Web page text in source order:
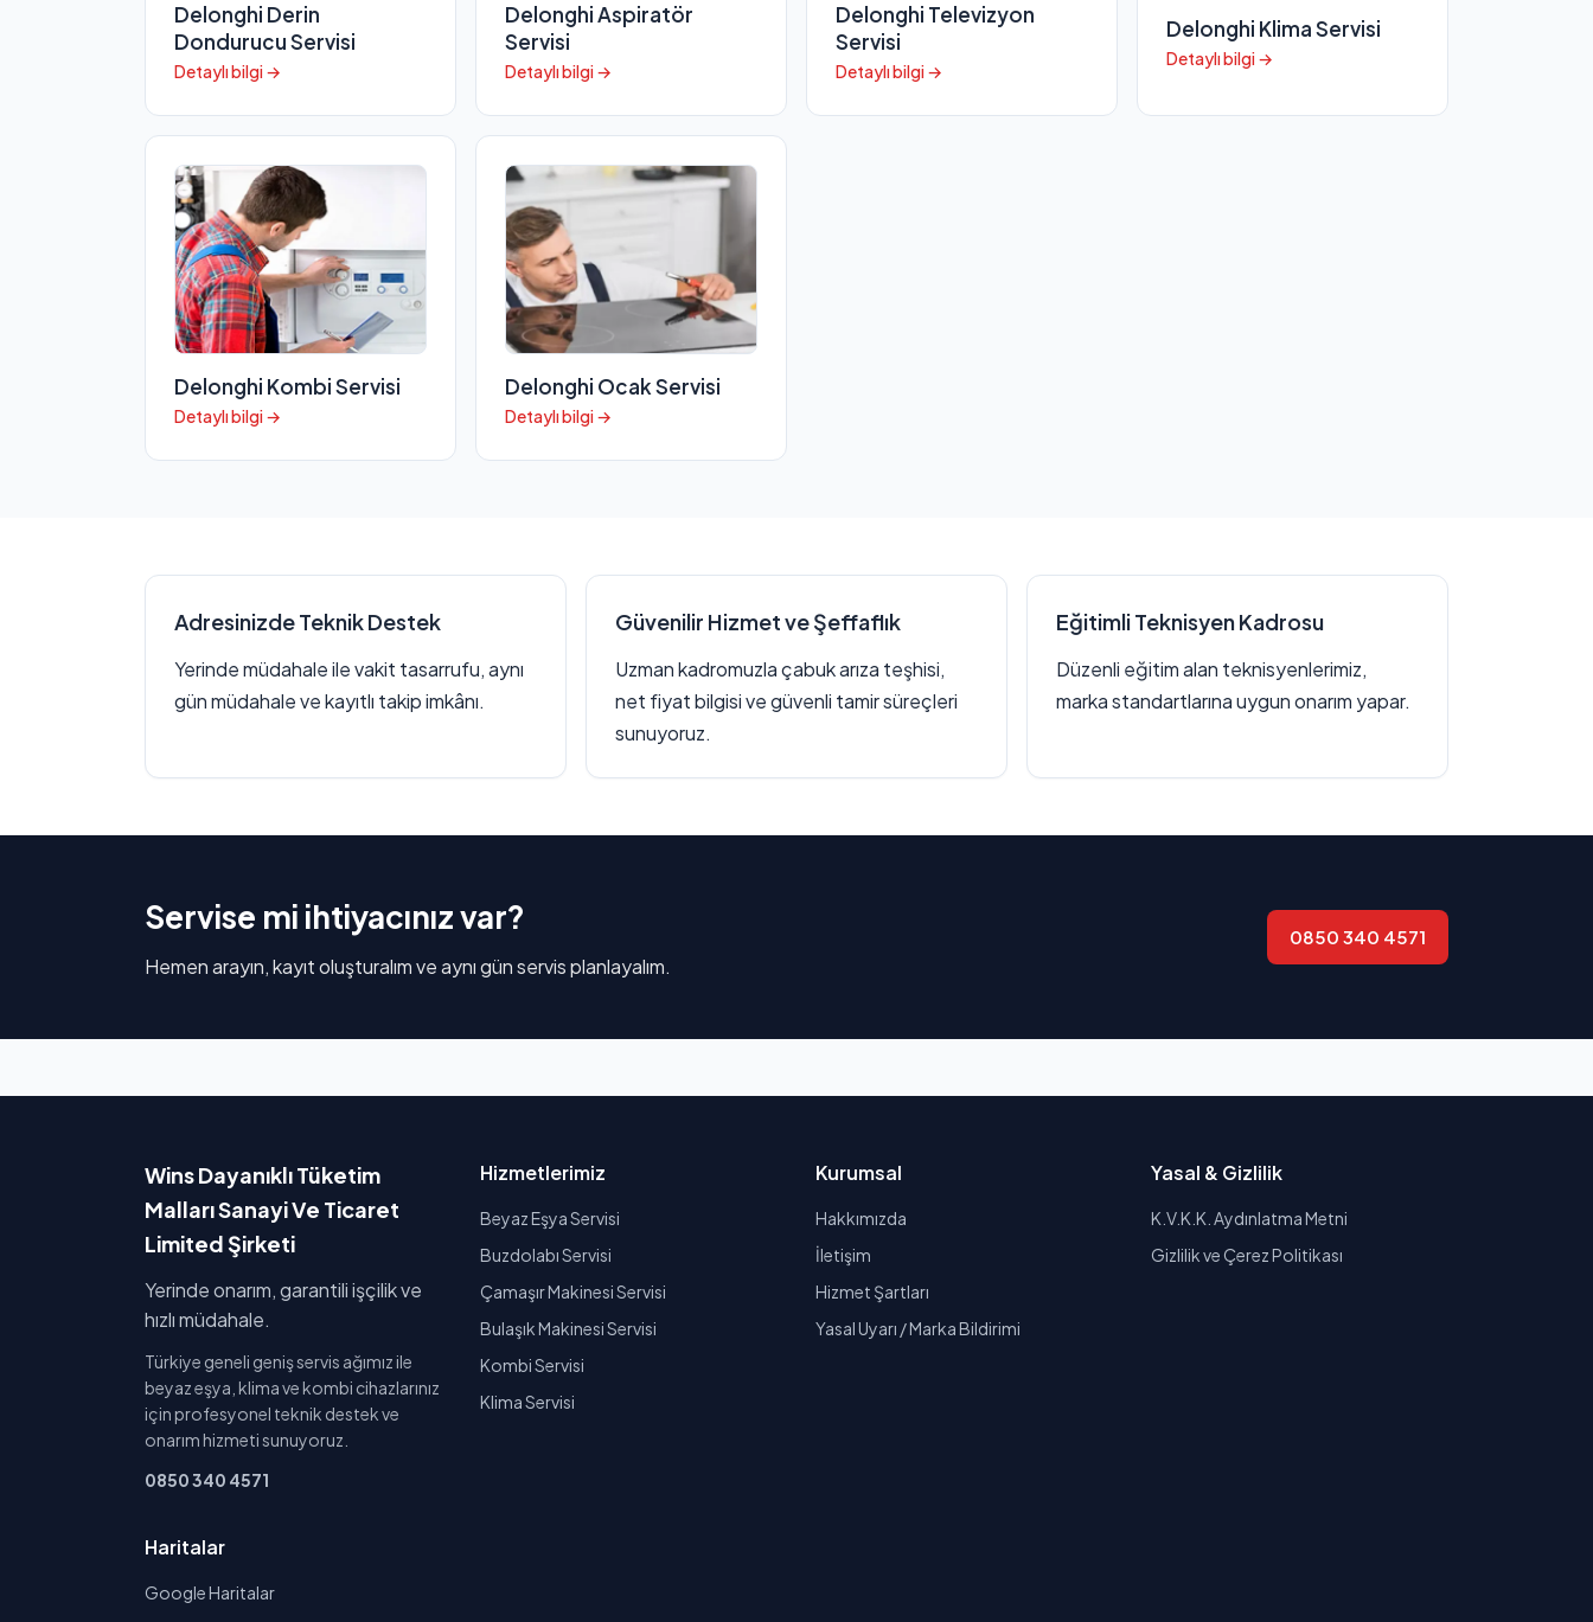
Delonghi Derin
Dondurucu Servisi
Detaylı bilgi →
Delonghi Aspiratör
Servisi
Detaylı bilgi →
Delonghi Televizyon
Servisi
Detaylı bilgi →
Delonghi Klima Servisi
Detaylı bilgi →
Delonghi Kombi Servisi
Detaylı bilgi →
Delonghi Ocak Servisi
Detaylı bilgi →
Adresinizde Teknik Destek
Yerinde müdahale ile vakit tasarrufu, aynı
gün müdahale ve kayıtlı takip imkânı.
Güvenilir Hizmet ve Şeffaflık
Uzman kadromuzla çabuk arıza teşhisi,
net fiyat bilgisi ve güvenli tamir süreçleri
sunuyoruz.
Eğitimli Teknisyen Kadrosu
Düzenli eğitim alan teknisyenlerimiz,
marka standartlarına uygun onarım yapar.
Servise mi ihtiyacınız var?
Hemen arayın, kayıt oluşturalım ve aynı gün servis planlayalım.
0850 340 4571
Wins Dayanıklı Tüketim
Malları Sanayi Ve Ticaret
Limited Şirketi
Yerinde onarım, garantili işçilik ve
hızlı müdahale.
Türkiye geneli geniş servis ağımız ile
beyaz eşya, klima ve kombi cihazlarınız
için profesyonel teknik destek ve
onarım hizmeti sunuyoruz.
0850 340 4571
Hizmetlerimiz
Beyaz Eşya Servisi
Buzdolabı Servisi
Çamaşır Makinesi Servisi
Bulaşık Makinesi Servisi
Kombi Servisi
Klima Servisi
Kurumsal
Hakkımızda
İletişim
Hizmet Şartları
Yasal Uyarı / Marka Bildirimi
Yasal & Gizlilik
K.V.K.K. Aydınlatma Metni
Gizlilik ve Çerez Politikası
Haritalar
Google Haritalar